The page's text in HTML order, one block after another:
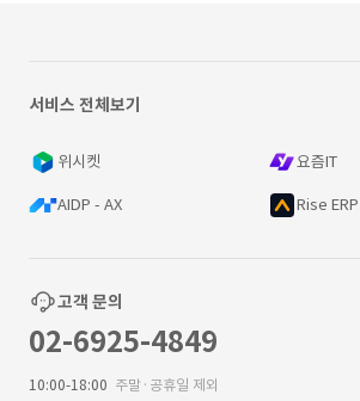
서비스 전체보기
위시켓 요즘IT
AIDP - AX Rise ERP
고객 문의
02-6925-4849
10:00-18:00 주말·공휴일 제외